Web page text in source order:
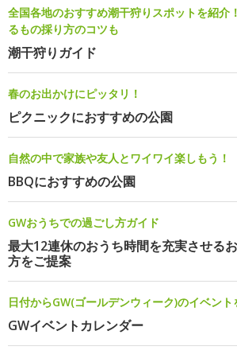
全国各地のおすすめ潮干狩りスポットを紹介
るもの採り方のコツも
潮干狩りガイド
春のお出かけにピッタリ！
ピクニックにおすすめの公園
自然の中で家族や友人とワイワイ楽しもう！
BBQにおすすめの公園
GWおうちでの過ごし方ガイド
最大12連休のおうち時間を充実させる
方をご提案
日付からGW(ゴールデンウィーク)のイベント
GWイベントカレンダー